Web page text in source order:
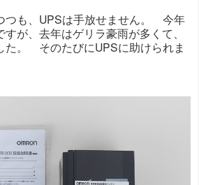
つも、UPSは手放せません。 今年
が、去年はゲリラ豪雨が多くて、
た。 そのたびにUPSに助けられま